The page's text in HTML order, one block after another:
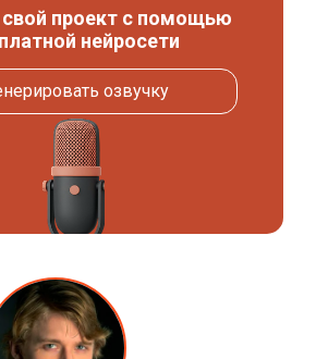
свой проект с помощью
нейросети
озвучку